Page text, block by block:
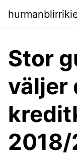
Stor
väljer
2018/